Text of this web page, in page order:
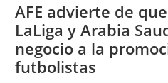
AFE advierte de
LaLiga y Arabia
negocio a la
futbolistas